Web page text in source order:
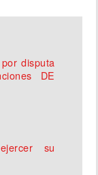
disputa
DE
su